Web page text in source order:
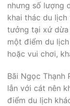
nhưng số lượng
khai thác du
tưởng tại xứ dừa
một điểm du
hoặc vui chơi,
Bãi Ngọc Thạnh
lẫn với cát nên
điểm du lịch